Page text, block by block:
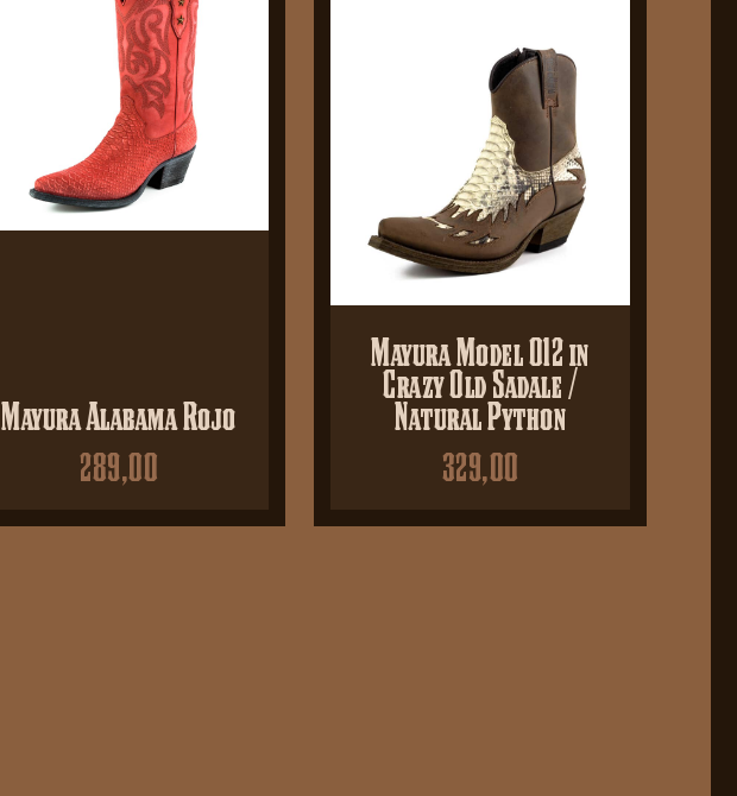
Mayura Alabama Rojo
289,00
Mayura Model 012 in
Crazy Old Sadale /
Natural Python
329,00